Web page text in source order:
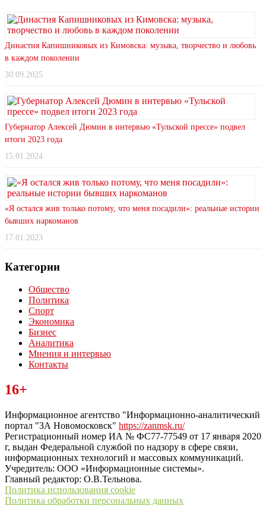
Династия Капишниковых из Кимовска: музыка, творчество и любовь
в каждом поколении
30.09.2025
Губернатор Алексей Дюмин в интервью «Тульской прессе» подвел
итоги 2023 года
15.01.2024
«Я остался жив только потому, что меня посадили»: реальные истории
бывших наркоманов
17.01.2023
Категории
Общество
Политика
Спорт
Экономика
Бизнес
Аналитика
Мнения и интервью
Контакты
Читайте последние новости дня в Тульской области на сайте
“ЗаНовомосковск”
16+
Информационное агентство "Информационно-аналитический
портал "ЗА Новомосковск" https://zanmsk.ru/
Регистрационный номер ИА № ФС77-77549 от 17 января 2020
г, выдан Федеральной службой по надзору в сфере связи,
информационных технологий и массовых коммуникаций.
Учредитель: ООО «Информационные системы».
Главный редактор: О.В.Тельнова.
Политика использования cookie
Политика обработки персональных данных